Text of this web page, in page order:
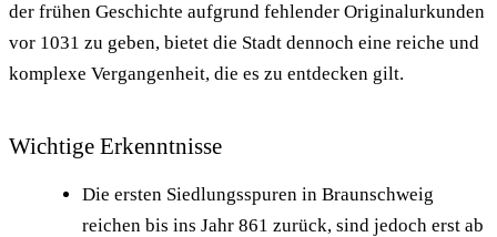
der frühen Geschichte aufgrund fehlender Originalurkunden
vor 1031 zu geben, bietet die Stadt dennoch eine reiche und
komplexe Vergangenheit, die es zu entdecken gilt.
Wichtige Erkenntnisse
Die ersten Siedlungsspuren in Braunschweig
reichen bis ins Jahr 861 zurück, sind jedoch erst ab